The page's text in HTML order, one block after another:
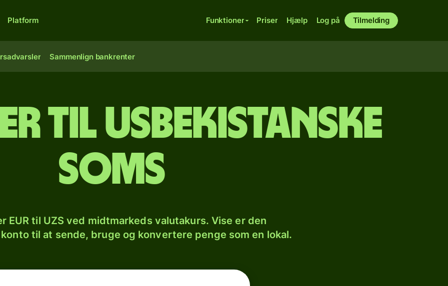
Platform Funktioner Priser Hjælp Log på Tilmelding
Sammenlign bankrenter
til usbekistanske
soms
EUR til UZS ved midtmarkeds valutakurs. Vise er den
til at sende, bruge og konvertere penge som en lokal.